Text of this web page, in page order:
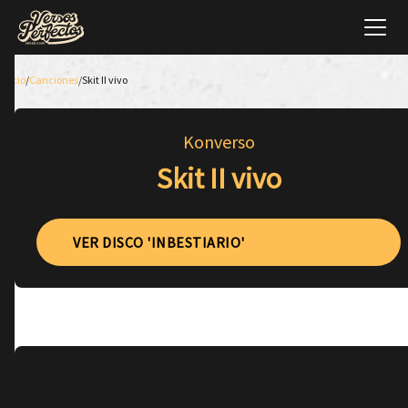
Inicio/Canciones/Skit II vivo
Konverso
Skit II vivo
VER DISCO 'INBESTIARIO'